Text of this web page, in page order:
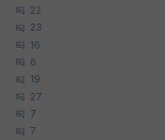
22
23
16
6
19
27
7
7